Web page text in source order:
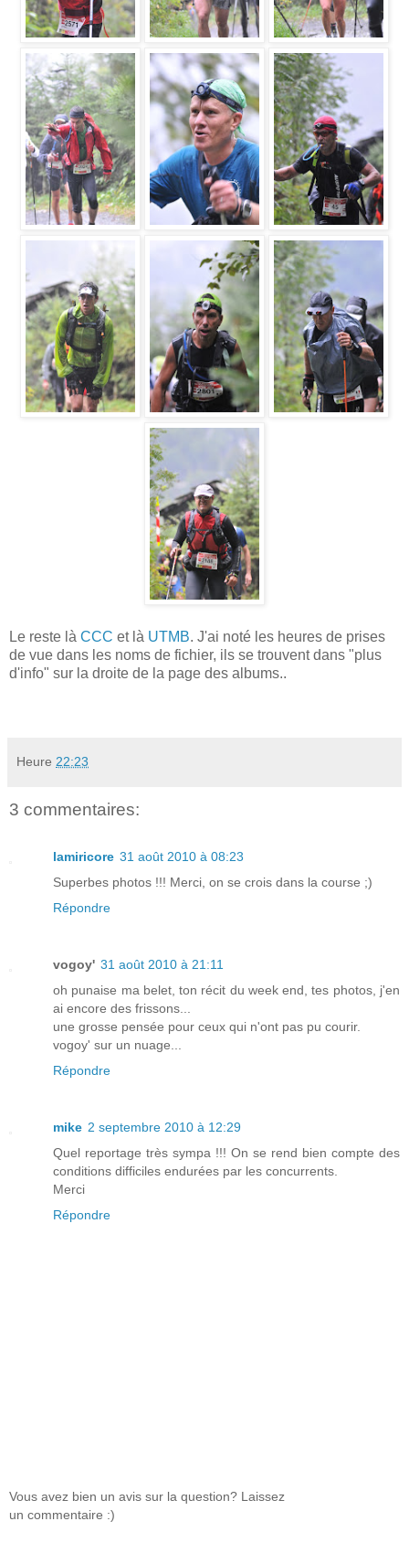
Le reste là CCC et là UTMB. J'ai noté les heures de prises
de vue dans les noms de fichier, ils se trouvent dans "plus
d'info" sur la droite de la page des albums..
Heure 22:23
3 commentaires:
lamiricore 31 août 2010 à 08:23
Superbes photos !!! Merci, on se crois dans la course ;)
Répondre
vogoy' 31 août 2010 à 21:11
oh punaise ma belet, ton récit du week end, tes photos, j'en
ai encore des frissons...
une grosse pensée pour ceux qui n'ont pas pu courir.
vogoy' sur un nuage...
Répondre
mike 2 septembre 2010 à 12:29
Quel reportage très sympa !!! On se rend bien compte des
conditions difficiles endurées par les concurrents.
Merci
Répondre
Vous avez bien un avis sur la question? Laissez
un commentaire :)